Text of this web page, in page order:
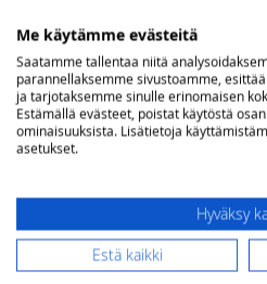
1
star
2
stars
3
stars
4
stars
5
stars
Nimimerkki
Arvostelu
Me käytämme evästeitä
Saatamme tallentaa niitä
parannellaksemme sivustoamme,
ja tarjotaksemme sinulle erinomaisen
Estämällä evästeet, poistat käytöstä
ominaisuuksista. Lisätietoja
asetukset.
Hyväksy
Estä kaikki